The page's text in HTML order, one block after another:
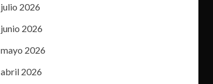
julio 2026
junio 2026
mayo 2026
abril 2026